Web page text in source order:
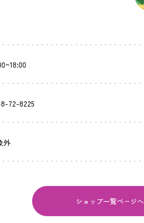
72-8225
外
ショップ一覧ページへ